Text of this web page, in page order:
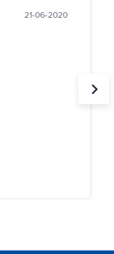
21-06-2020